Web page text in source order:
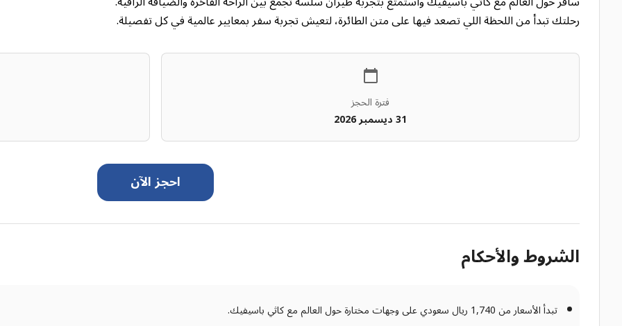
رحلتك تبدأ من اللحظة اللي تصعد فيها على متن الطائرة، لتعيش تجربة سفر بمعايير عالمية في كل تفصيلة.
فترة الحجز
31 ديسمبر 2026
احجز الآن
الشروط والأحكام
تبدأ الأسعار من 1,740 ريال سعودي على وجهات مختارة حول العالم مع كاثي باسيفيك.